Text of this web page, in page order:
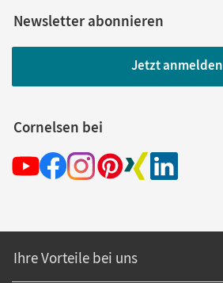
Newsletter abonnieren
Jetzt anmelden
Cornelsen bei
Ihre Vorteile bei uns